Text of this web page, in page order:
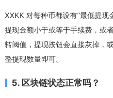
XXKK 对每种币都设有“最低提现
提现金额小于或等于手续费，或
转阈值，提现按钮会直接灰掉，
整提现数量即可。
5. 区块链状态正常吗？